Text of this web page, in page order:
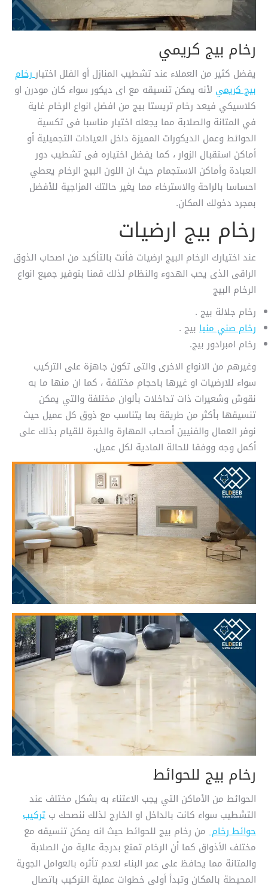
رخام بيج كريمي
يفضل كثير من العملاء عند تشطيب المنازل أو الفلل اختياررخام
بيج كريمي لأنه يمكن تنسيقه مع اى ديكور سواء كان مودرن او
كلاسيكي فيعد رخام تريستا بيج من افضل انواع الرخام غاية
في المتانة والصلابة مما يجعله اختيار مناسبا فى تكسية
الحوائط وعمل الديكورات المميزة داخل العيادات التجميلية أو
أماكن استقبال الزوار ، كما يفضل اختياره فى تشطيب دور
العبادة وأماكن الاستجمام حيث ان اللون البيج الرخام يعطي
احساسا بالراحة والاسترخاء مما يغير حالتك المزاجية للأفضل
بمجرد دخولك المكان.
رخام بيج ارضيات
عند اختيارك الرخام البيج ارضيات فأنت بالتأكيد من اصحاب الذوق
الراقى الذى يحب الهدوء والنظام لذلك قمنا بتوفير جميع انواع
الرخام البيج
رخام جلالة بيج .
رخام صني منيا بيج .
رخام امبرادور بيج.
وغيرهم من الانواع الاخرى والتى تكون جاهزة على التركيب
سواء للارضيات او غيرها باحجام مختلفة ، كما ان منها ما به
نقوش وشعيرات ذات تداخلات بألوان مختلفة والتي يمكن
تنسيقها بأكثر من طريقة بما يتناسب مع ذوق كل عميل حيث
نوفر العمال والفنيين أصحاب المهارة والخبرة للقيام بذلك على
أكمل وجه ووفقا للحالة المادية لكل عميل.
رخام بيج للحوائط
الحوائط من الأماكن التي يجب الاعتناء به بشكل مختلف عند
التشطيب سواء كانت بالداخل او الخارج لذلك ننصحك ب تركيب
حوائط رخام من رخام بيج للحوائط حيث انه يمكن تنسيقه مع
مختلف الأذواق كما أن الرخام تمتع بدرجة عالية من الصلابة
والمتانة مما يحافظ على عمر البناء لعدم تأثره بالعوامل الجوية
المحيطة بالمكان وتبدأ أولى خطوات عملية التركيب باتصال